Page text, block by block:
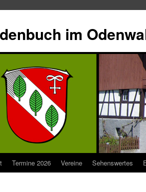
im
Termine 2026 Vereine Sehenswertes